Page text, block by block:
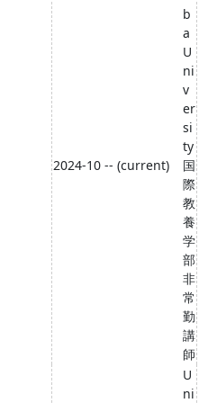
2024-10 -- (current)
b
a
U
ni
v
er
si
ty
国
際
教
養
学
部
非
常
勤
講
師
U
ni